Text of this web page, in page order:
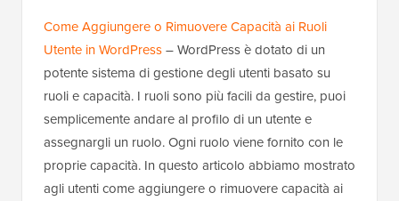
Come Aggiungere o Rimuovere Capacità ai Ruoli
Utente in WordPress– WordPress è dotato di un
potente sistema di gestione degli utenti basato su
ruoli e capacità. I ruoli sono più facili da gestire, puoi
semplicemente andare al profilo di un utente e
assegnargli un ruolo. Ogni ruolo viene fornito con le
proprie capacità. In questo articolo abbiamo mostrato
agli utenti come aggiungere o rimuovere capacità ai